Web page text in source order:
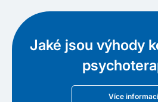
Jaké jsou výhody
Více informací